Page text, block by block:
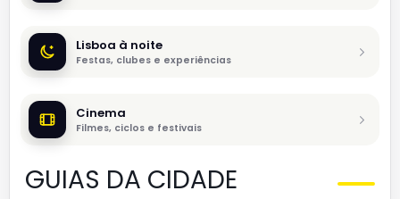
Lisboa à noite
Festas, clubes e experiências
Cinema
Filmes, ciclos e festivais
GUIAS DA CIDADE